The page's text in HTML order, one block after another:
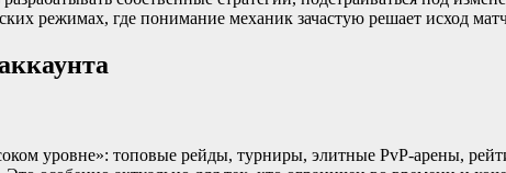
режимах, где понимание механик зачастую решает исход
уровне»: топовые рейды, турниры, элитные PvP-арены,